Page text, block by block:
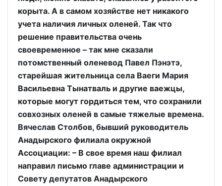
корыта. А в самом хозяйстве нет никакого
учета наличия личных оленей. Так что
решение правительства очень
своевременное – так мне сказали
потомственный оленевод Павел Пэнэтэ,
старейшая жительница села Ваеги Мария
Васильевна Тынатваль и другие ваежцы,
которые могут гордиться тем, что сохранили
совхозных оленей в самые тяжелые времена.
Вячеслав Столбов, бывший руководитель
Анадырского филиала окружной
Ассоциации: – В свое время наш филиал
направил письмо главе администрации и
Совету депутатов Анадырского